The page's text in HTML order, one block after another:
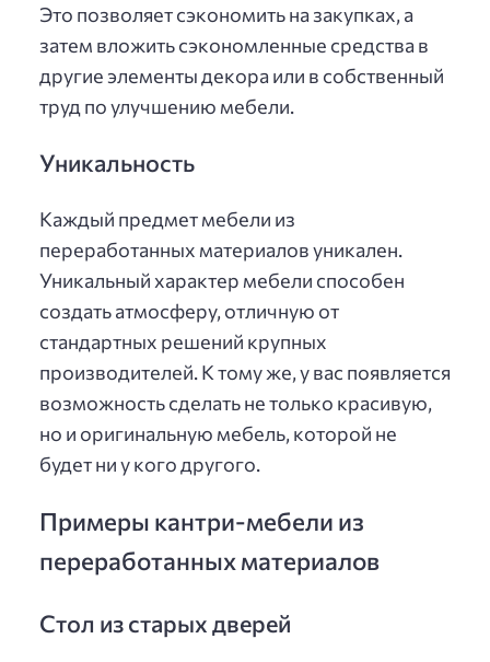
Это позволяет сэкономить на закупках, а
затем вложить сэкономленные средства в
другие элементы декора или в собственный
труд по улучшению мебели.
Уникальность
Каждый предмет мебели из
переработанных материалов уникален.
Уникальный характер мебели способен
создать атмосферу, отличную от
стандартных решений крупных
производителей. К тому же, у вас появляется
возможность сделать не только красивую,
но и оригинальную мебель, которой не
будет ни у кого другого.
Примеры кантри-мебели из
переработанных материалов
Стол из старых дверей